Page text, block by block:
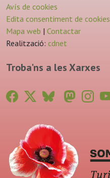
Avís de cookies
Edita consentiment de cookies
Mapa web | Contactar
Realització: cdnet
Troba'ns a les Xarxes